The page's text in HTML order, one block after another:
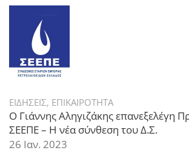
ΕΙΔΗΣΕΙΣ, ΕΠΙΚΑΙΡΟΤΗΤΑ
Ο Γιάννης Αληγιζάκης επανεξελέγη
ΣΕΕΠΕ – Η νέα σύνθεση του Δ.Σ.
26 Ιαν. 2023